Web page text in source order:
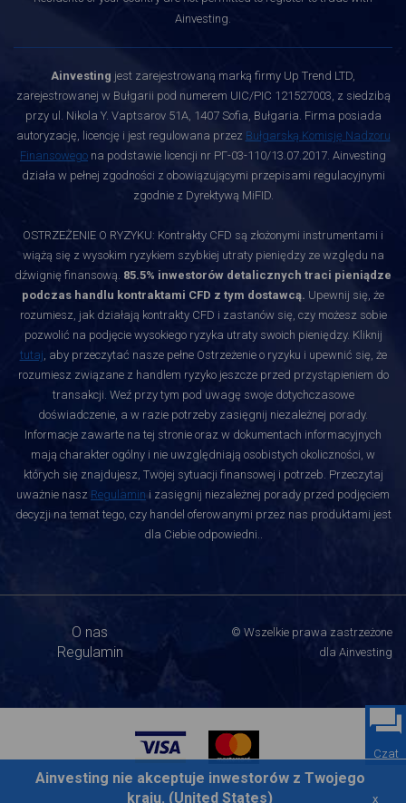
Ainvesting.
Ainvesting jest zarejestrowaną marką firmy Up Trend LTD,
zarejestrowanej w Bułgarii pod numerem UIC/PIC 121527003, z siedzibą
przy ul. Nikola Y. Vaptsarov 51A, 1407 Sofia, Bułgaria. Firma posiada
autoryzację, licencję i jest regulowana przez Bułgarską Komisję Nadzoru
Finansowego na podstawie licencji nr РГ-03-110/13.07.2017. Ainvesting
działa w pełnej zgodności z obowiązującymi przepisami regulacyjnymi
zgodnie z Dyrektywą MiFID.
OSTRZEŻENIE O RYZYKU: Kontrakty CFD są złożonymi instrumentami i
wiążą się z wysokim ryzykiem szybkiej utraty pieniędzy ze względu na
dźwignię finansową. 85.5% inwestorów detalicznych traci pieniądze
podczas handlu kontraktami CFD z tym dostawcą. Upewnij się, że
rozumiesz, jak działają kontrakty CFD i zastanów się, czy możesz sobie
pozwolić na podjęcie wysokiego ryzyka utraty swoich pieniędzy. Kliknij
tutaj, aby przeczytać nasze pełne Ostrzeżenie o ryzyku i upewnić się, że
rozumiesz związane z handlem ryzyko jeszcze przed przystąpieniem do
transakcji. Weź przy tym pod uwagę swoje dotychczasowe
doświadczenie, a w razie potrzeby zasięgnij niezależnej porady.
Informacje zawarte na tej stronie oraz w dokumentach informacyjnych
mają charakter ogólny i nie uwzględniają osobistych okoliczności, w
których się znajdujesz, Twojej sytuacji finansowej i potrzeb. Przeczytaj
uważnie nasz Regulamin i zasięgnij niezależnej porady przed podjęciem
decyzji na temat tego, czy handel oferowanymi przez nas produktami jest
dla Ciebie odpowiedni..
O nas
Regulamin
© Wszelkie prawa zastrzeżone
dla Ainvesting
Czat
Ainvesting nie akceptuje inwestorów z Twojego
kraju. (United States)
x